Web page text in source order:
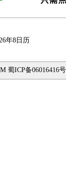
年8日历
蜀ICP备06016416号